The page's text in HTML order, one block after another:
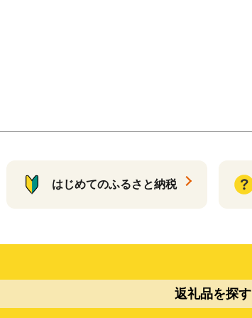
はじめてのふるさと納税
返礼品を探す